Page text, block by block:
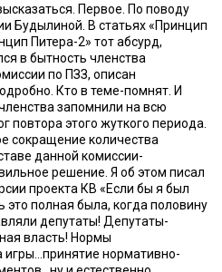
Первое. По поводу
Будылиной. В статьях «Принцип
Питера-2» тот абсурд,
в бытность членства
по ПЗЗ, описан
Кто в теме-помнят. И
запомнили на всю
повтора этого жуткого периода.
сокращение количества
данной комиссии-
решение. Я об этом писал
проекта КВ «Если бы я был
это полная была, когда половину
депутаты! Депутаты-
власть! Нормы
игры...принятие нормативно-